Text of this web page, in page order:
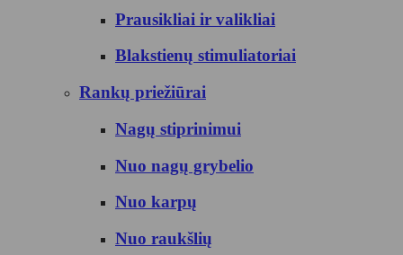
Prausikliai ir valikliai
Blakstienų stimuliatoriai
Rankų priežiūrai
Nagų stiprinimui
Nuo nagų grybelio
Nuo karpų
Nuo raukšlių